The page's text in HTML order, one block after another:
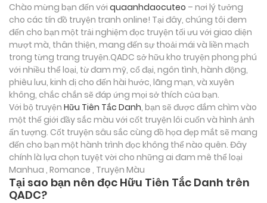
Chào mừng bạn đến với quaanhdaocuteo – nơi lý tưởng
cho các tín đồ truyện tranh online! Tại đây, chúng tôi đem
đến cho bạn một trải nghiệm đọc truyện tối ưu với giao diện
mượt mà, thân thiện, mang đến sự thoải mái và liền mạch
trong từng trang truyện.QADC sở hữu kho truyện phong phú
với nhiều thể loại, từ đam mỹ, cổ đại, ngôn tình, hành động,
phiêu lưu, kinh dị cho đến hài hước, lãng mạn, và xuyên
không, chắc chắn sẽ đáp ứng mọi sở thích của bạn.
Với bộ truyện Hữu Tiên Tắc Danh, bạn sẽ được đắm chìm vào
một thế giới đầy sắc màu với cốt truyện lôi cuốn và hình ảnh
ấn tượng. Cốt truyện sâu sắc cùng đồ họa đẹp mắt sẽ mang
đến cho bạn một hành trình đọc không thể nào quên. Đây
chính là lựa chọn tuyệt vời cho những ai đam mê thể loại
Manhua , Romance , Truyện Màu
Tại sao bạn nên đọc Hữu Tiên Tắc Danh trên
QADC?